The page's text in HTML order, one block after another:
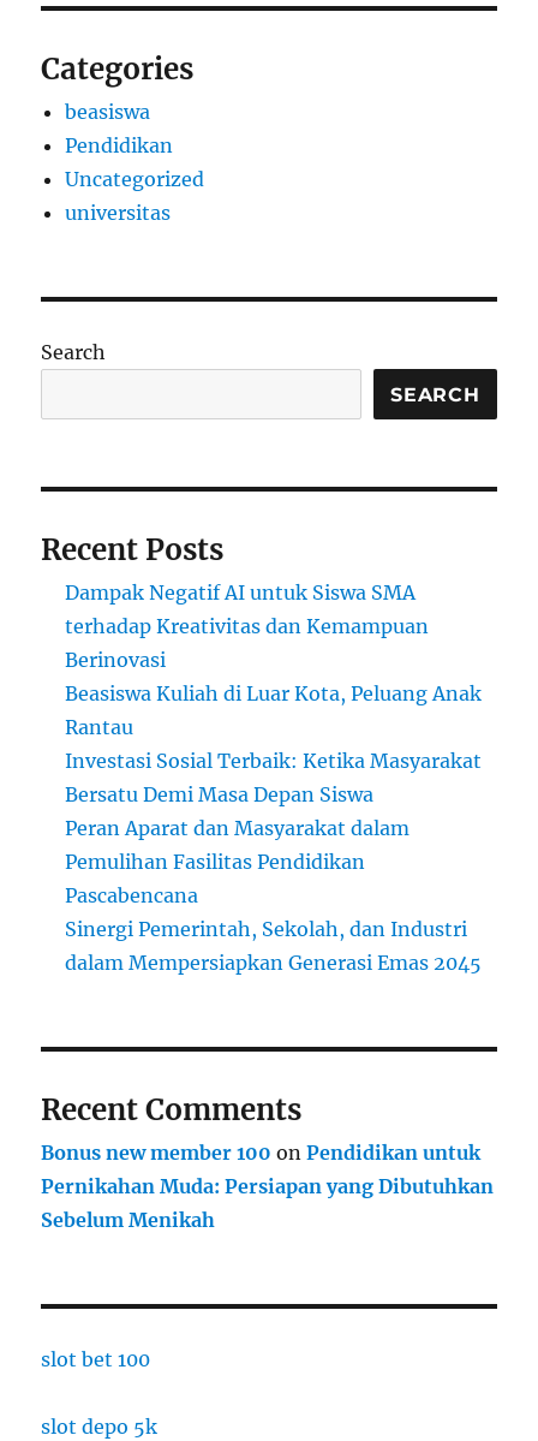
Categories
beasiswa
Pendidikan
Uncategorized
universitas
Search
SEARCH
Recent Posts
Dampak Negatif AI untuk Siswa SMA
terhadap Kreativitas dan Kemampuan
Berinovasi
Beasiswa Kuliah di Luar Kota, Peluang Anak
Rantau
Investasi Sosial Terbaik: Ketika Masyarakat
Bersatu Demi Masa Depan Siswa
Peran Aparat dan Masyarakat dalam
Pemulihan Fasilitas Pendidikan
Pascabencana
Sinergi Pemerintah, Sekolah, dan Industri
dalam Mempersiapkan Generasi Emas 2045
Recent Comments
Bonus new member 100 onPendidikan untuk
Pernikahan Muda: Persiapan yang Dibutuhkan
Sebelum Menikah
slot bet 100
slot depo 5k